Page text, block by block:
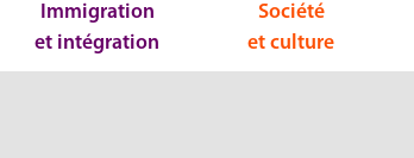
Immigration
et intégration
Société
et culture